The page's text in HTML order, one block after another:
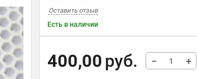
Оставить отзыв
Есть в наличии
400,00 руб. − +